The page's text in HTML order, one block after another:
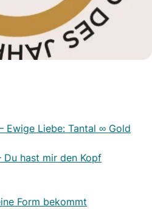
Ewige Liebe: Tantal ∞ Gold
Du hast mir den Kopf
Form bekommt